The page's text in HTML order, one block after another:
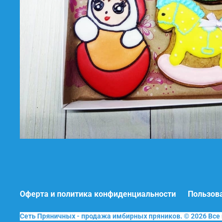
Оферта и политика конфиденциальности
Сеть Пряничных - продажа имбирных пряников. © 2026